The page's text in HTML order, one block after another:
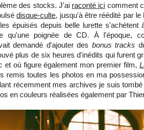
des stocks. J'ai raconté ici comment
disque-culte, jusqu'à être réédité par
épuisés depuis belle lurette s'achètent
qu'une poignée de CD. À l'époque,
demandé d'ajouter des bonus tracks
plus de six heures d'inédits qui furent
et où figure également mon premier film,
remis toutes les photos en ma
récemment mes archives je suis
en couleurs réalisées également par